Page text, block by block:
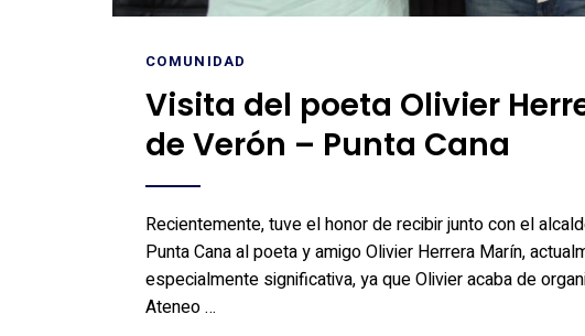
COMUNIDAD
Visita del poeta Olivier
de Verón – Punta Cana
Recientemente, tuve el honor de recibir junto con el
Punta Cana al poeta y amigo Olivier Herrera Marín,
especialmente significativa, ya que Olivier acaba de
Ateneo …